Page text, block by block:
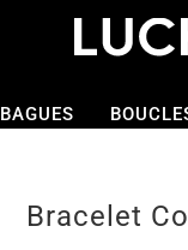
BAGUES
Bracelet